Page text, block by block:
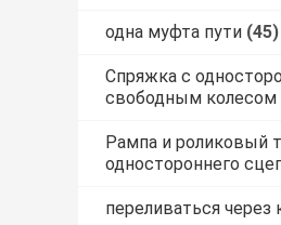
одна муфта пути (45)
Спряжка с
свободным колесом
Рампа и роликовый
одностороннего
переливаться через